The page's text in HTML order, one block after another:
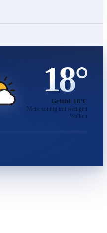
18°
Gefühlt 18°C
Meist sonnig mit wenigen
Wolken